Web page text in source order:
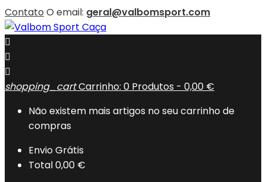
Contato O email: geral@valbomsport.com



shopping_cartCarrinho: 0 Produtos - 0,00 €
Não existem mais artigos no seu carrinho de
compras
EnvioGrátis
Total0,00 €